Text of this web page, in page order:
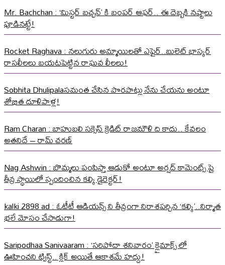
Mr. Bachchan : ‘మిస్టర్ బచ్చన్’ కి బంపర్ ఆఫర్.. ఈ దెబ్బకి నష్టాలు
పూడినట్టే!
Rocket Raghava : నలుగురు అమ్మాయిలతో ఎఫైర్..బులెట్ భాస్కర్
రాసలీలలు బయటపెట్టిన రాఘవ లీలలు!
Sobhita Dhulipalaసమంత చేసిన పొరపాట్లు నేను చేయను అంటూ
శోభిత దూళిపాళ్ల!
Ram Charan : బాహుబలి సక్సెస్ క్రెడిట్ రాజమౌళి ది కాదు.. కేవలం
అతనిదే – రామ్ చరణ్
Nag Ashwin : బొమ్మలు పంపిస్తా ఆడుకో అంటూ అర్షద్ కామెంట్స్ పై
తీవ్ర స్థాయిలో స్పందించిన కల్కి డైరెక్టర్!
kalki 2898 ad : ఓటీటీ ఆడియన్స్ ని తీవ్రంగా నిరాశపర్చిన ‘కల్కి’..నిర్మాత
భలే మోసం చేసాడుగా!
Saripodhaa Sanivaaram : ‘సరిపోదా శనివారం’ క్లైమాక్స్ లో
ఊహించని ట్విస్ట్.. క్లిక్ అయితే ఆకాశమే హద్దు!